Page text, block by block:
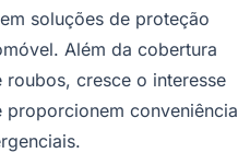
soluções de proteção
Além da cobertura
cresce o interesse
conveniência